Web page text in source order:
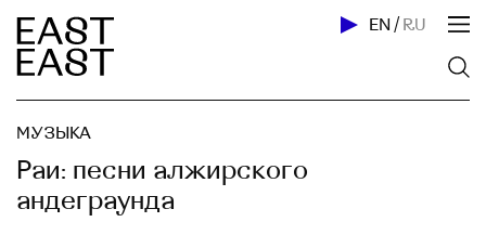
EN / RU
МУЗЫКА
Раи: песни алжирского
андеграунда